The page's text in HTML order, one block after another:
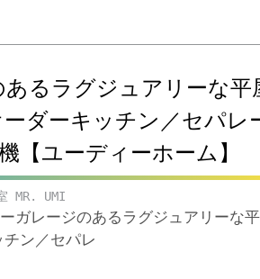
るラグジュアリーな平
ーダーキッチン／セパレ
【ユーディーホーム】
MR. UMI
ガレージのあるラグジュアリーな
チン／セパレ